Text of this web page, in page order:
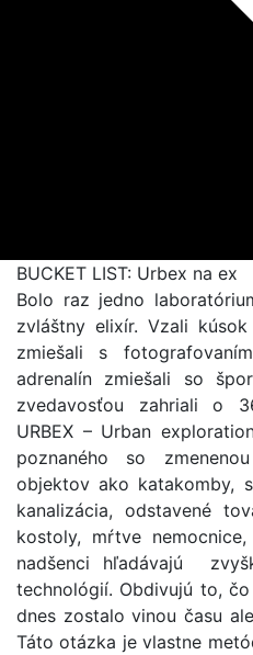
BUCKET LIST: Urbex na ex
Bolo raz jedno
zvláštny elixír. Vzali
zmiešali s
adrenalín zmiešali so
zvedavosťou zahriali o
URBEX – Urban
poznaného so
objektov ako katakomby,
kanalizácia, odstavené
kostoly, mŕtve
nadšenci hľadávajú
technológií. Obdivujú to,
dnes zostalo vinou času
Táto otázka je vlastne